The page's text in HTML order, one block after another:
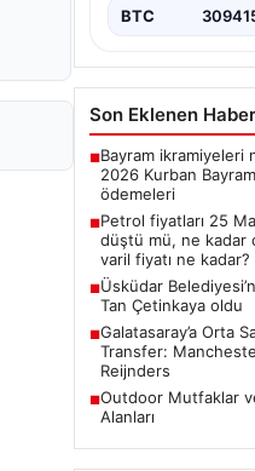
BTC
Son Eklenen
■Bayram ikramiyeleri
2026 Kurban
ödemeleri
■Petrol fiyatları 25
düştü mü, ne kadar
varil fiyatı ne kadar?
■Üsküdar
Tan Çetinkaya oldu
■Galatasaray’a Orta
Transfer:
Reijnders
■Outdoor Mutfaklar
Alanları